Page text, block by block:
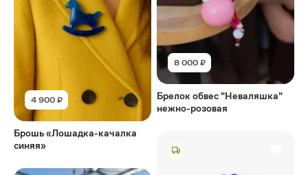
4 900 ₽
Брошь «Лошадка-качалка
синяя»
8 000 ₽
Брелок обвес "Неваляшка"
нежно-розовая